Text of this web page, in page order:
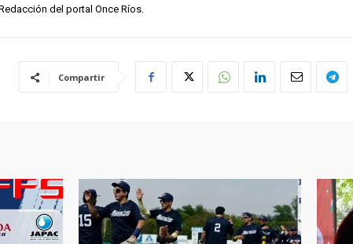
del portal Once Ríos.
Compartir